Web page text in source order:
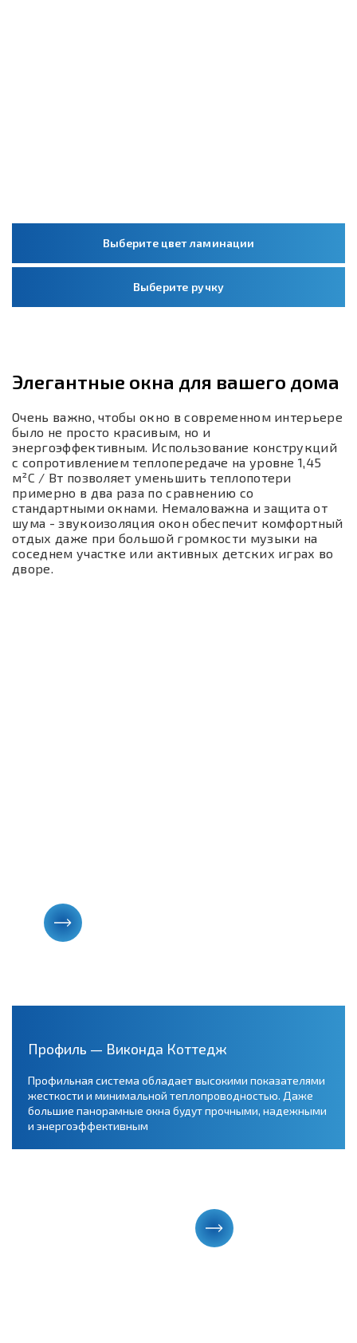
Выберите цвет ламинации
Выберите ручку
Элегантные окна для вашего дома
Очень важно, чтобы окно в современном интерьере
было не просто красивым, но и
энергоэффективным. Использование конструкций
с сопротивлением теплопередаче на уровне 1,45
м²C / Вт позволяет уменьшить теплопотери
примерно в два раза по сравнению со
стандартными окнами. Немаловажна и защита от
шума - звукоизоляция окон обеспечит комфортный
отдых даже при большой громкости музыки на
соседнем участке или активных детских играх во
дворе.
Профиль — Виконда Коттедж
Профильная система обладает высокими показателями
жесткости и минимальной теплопроводностью. Даже
большие панорамные окна будут прочными, надежными
и энергоэффективным